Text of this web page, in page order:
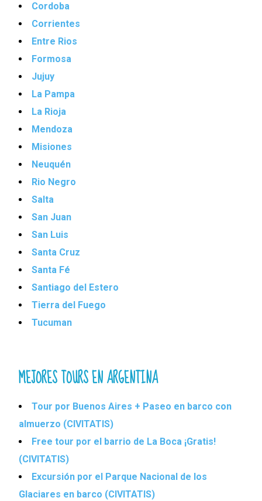
Cordoba
Corrientes
Entre Rios
Formosa
Jujuy
La Pampa
La Rioja
Mendoza
Misiones
Neuquén
Rio Negro
Salta
San Juan
San Luis
Santa Cruz
Santa Fé
Santiago del Estero
Tierra del Fuego
Tucuman
MEJORES TOURS EN ARGENTINA
Tour por Buenos Aires + Paseo en barco con
almuerzo (CIVITATIS)
Free tour por el barrio de La Boca ¡Gratis!
(CIVITATIS)
Excursión por el Parque Nacional de los
Glaciares en barco (CIVITATIS)